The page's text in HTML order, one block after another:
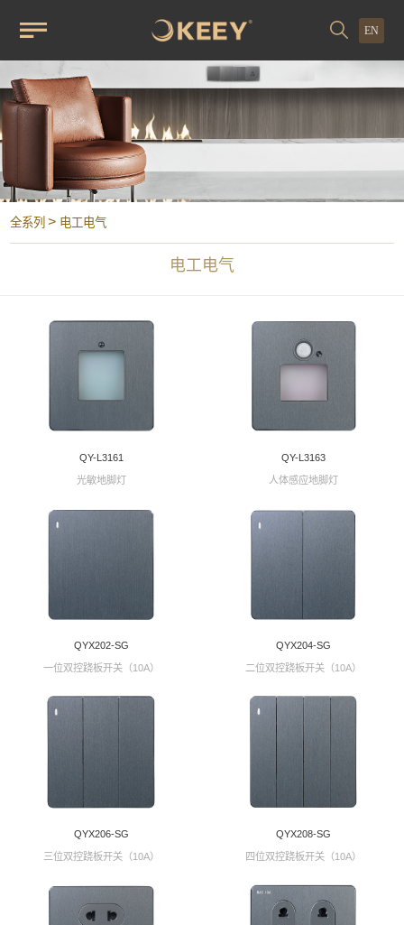
EN
全系列 > 电工电气
电工电气
QY-L3161
光敏地脚灯
QY-L3163
人体感应地脚灯
QYX202-SG
一位双控跷板开关（10A）
QYX204-SG
二位双控跷板开关（10A）
QYX206-SG
三位双控跷板开关（10A）
QYX208-SG
四位双控跷板开关（10A）